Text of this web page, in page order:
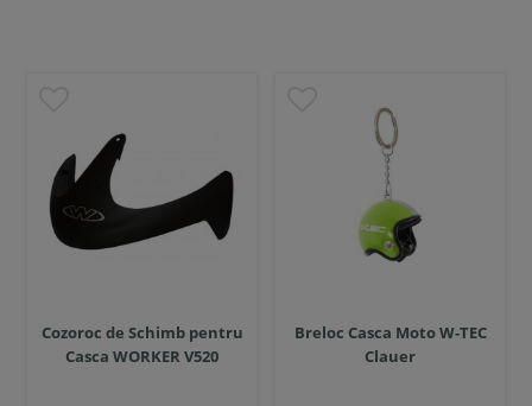
Cozoroc de Schimb pentru
Casca WORKER V520
Breloc Casca Moto W-TEC
Clauer